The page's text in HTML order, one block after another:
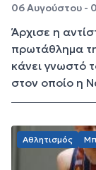
06 Αυγούστου -
Άρχισε η
πρωτάθλημα
κάνει γνωστό
στον οποίο η
Αθλητισμός